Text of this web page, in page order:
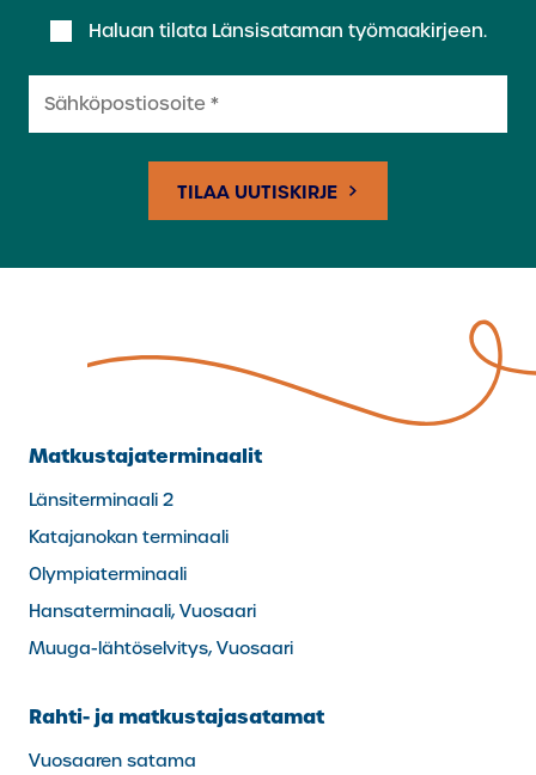
Haluan tilata Länsisataman työmaakirjeen.
(pakollinen)
TILAA UUTISKIRJE
Matkustajaterminaalit
Länsiterminaali 2
Katajanokan terminaali
Olympiaterminaali
Hansaterminaali, Vuosaari
Muuga-lähtöselvitys, Vuosaari
Rahti- ja matkustajasatamat
Vuosaaren satama